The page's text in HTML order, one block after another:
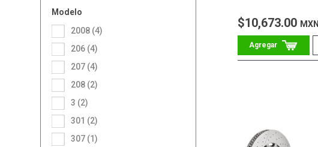
Modelo
2008 (4)
206 (4)
207 (4)
208 (2)
3 (2)
301 (2)
307 (1)
$10,673.00 MXN